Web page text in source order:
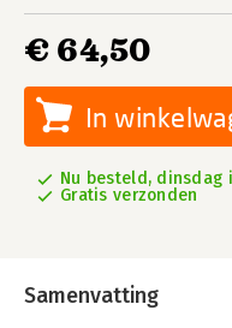
€ 64,50
In
Nu besteld, dinsdag
Gratis verzonden
Samenvatting